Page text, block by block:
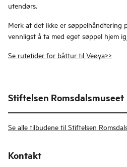
utendørs.
Merk at det ikke er søppelhåndtering
vennligst å ta med eget søppel hjem
Se rutetider for båttur til Veøya>>
Stiftelsen Romsdalsmuseet
Se alle tilbudene til Stiftelsen
Kontakt